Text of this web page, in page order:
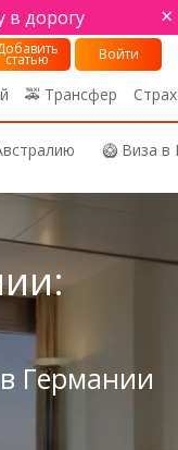
в дорогу ×
🚕 Трансфер
статью Войти
🥝 Виза
Германии